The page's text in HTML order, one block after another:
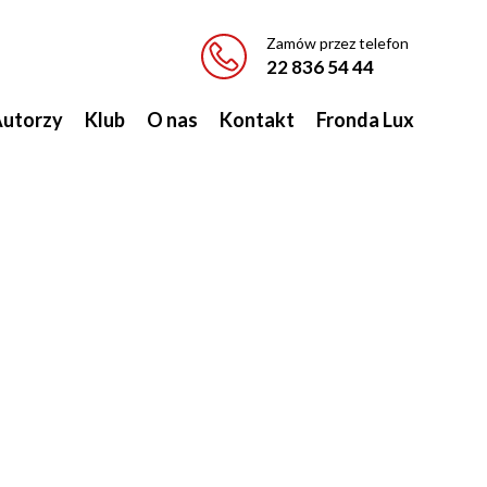
Zamów przez telefon
22 836 54 44
Klub O nas Kontakt Fronda Lux